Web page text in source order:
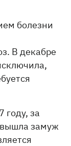
болезни
В декабре
году, за
вышла замуж